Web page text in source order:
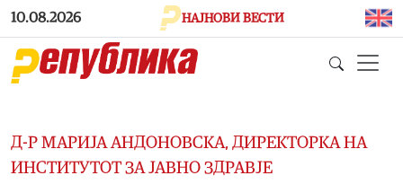
Skip to main content
10.08.2026 НАЈНОВИ ВЕСТИ
Д-Р МАРИЈА АНДОНОВСКА, ДИРЕКТОРКА НА
ИНСТИТУТОТ ЗА ЈАВНО ЗДРАВЈЕ